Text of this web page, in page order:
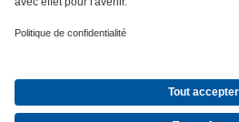
IndustrieBâtiment
À propos de KSBÉvènementsPresse